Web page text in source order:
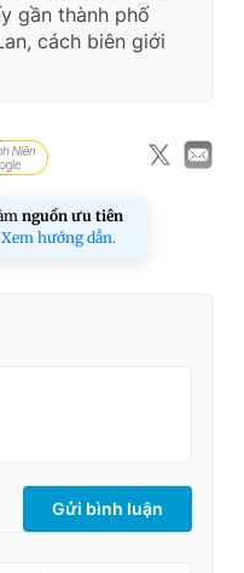
gần thành phố
cách biên giới
nguồn ưu tiên
Xem hướng dẫn.
Gửi bình luận